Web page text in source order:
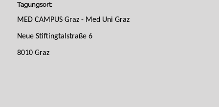
Tagungsort:
MED CAMPUS Graz - Med Uni Graz
Neue Stiftingtalstraße 6
8010 Graz